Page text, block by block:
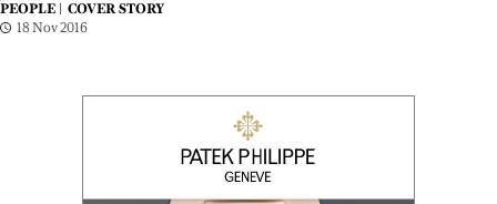
PEOPLE |
COVER STORY
18 Nov 2016